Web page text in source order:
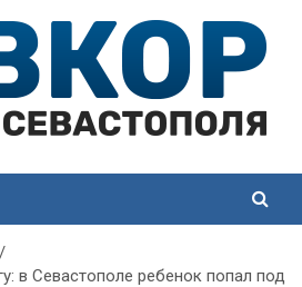
в Севастополе ребенок попал под